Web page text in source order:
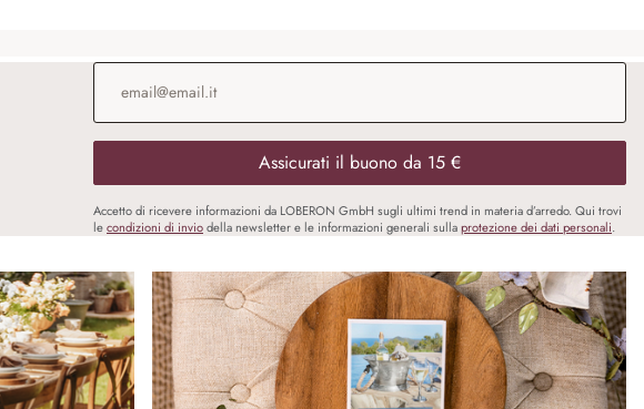
Indirizzo e-mail
Assicurati il buono da 15 €
Accetto di ricevere informazioni da LOBERON GmbH sugli ultimi trend in materia d’arredo. Qui trovi
lecondizioni di inviodella newsletter e le informazioni generali sullaprotezione dei dati personali.